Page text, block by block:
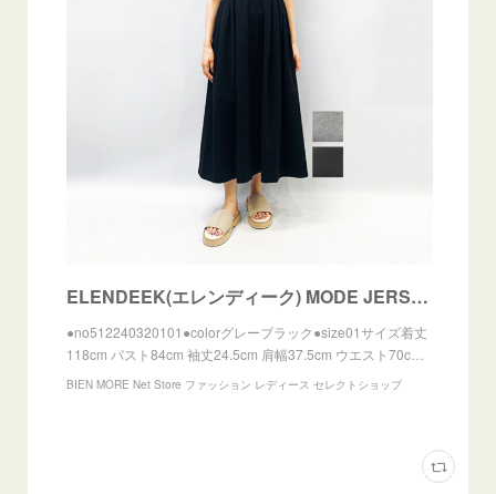
ELENDEEK(エレンディーク) MODE JERSEY F&F OP 2022秋物新作 [送料無料] | BIEN MORE Net Store ファッション レディース セレクトショップ po
●no512240320101●colorグレーブラック●size01サイズ着丈
118cm バスト84cm 袖丈24.5cm 肩幅37.5cm ウエスト70c…
BIEN MORE Net Store ファッション レディース セレクトショップ